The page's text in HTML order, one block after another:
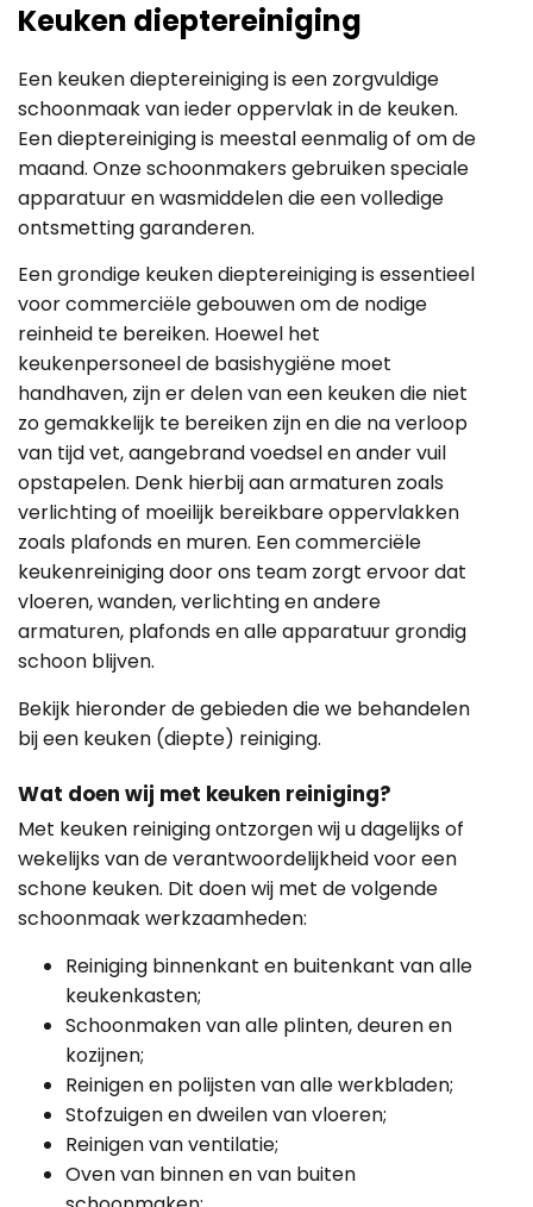
Keuken dieptereiniging
Een keuken dieptereiniging is een zorgvuldige
schoonmaak van ieder oppervlak in de keuken.
Een dieptereiniging is meestal eenmalig of om de
maand. Onze schoonmakers gebruiken speciale
apparatuur en wasmiddelen die een volledige
ontsmetting garanderen.
Een grondige keuken dieptereiniging is essentieel
voor commerciële gebouwen om de nodige
reinheid te bereiken. Hoewel het
keukenpersoneel de basishygiëne moet
handhaven, zijn er delen van een keuken die niet
zo gemakkelijk te bereiken zijn en die na verloop
van tijd vet, aangebrand voedsel en ander vuil
opstapelen. Denk hierbij aan armaturen zoals
verlichting of moeilijk bereikbare oppervlakken
zoals plafonds en muren. Een commerciële
keukenreiniging door ons team zorgt ervoor dat
vloeren, wanden, verlichting en andere
armaturen, plafonds en alle apparatuur grondig
schoon blijven.
Bekijk hieronder de gebieden die we behandelen
bij een keuken (diepte) reiniging.
Wat doen wij met keuken reiniging?
Met keuken reiniging ontzorgen wij u dagelijks of
wekelijks van de verantwoordelijkheid voor een
schone keuken. Dit doen wij met de volgende
schoonmaak werkzaamheden:
Reiniging binnenkant en buitenkant van alle
keukenkasten;
Schoonmaken van alle plinten, deuren en
kozijnen;
Reinigen en polijsten van alle werkbladen;
Stofzuigen en dweilen van vloeren;
Reinigen van ventilatie;
Oven van binnen en van buiten